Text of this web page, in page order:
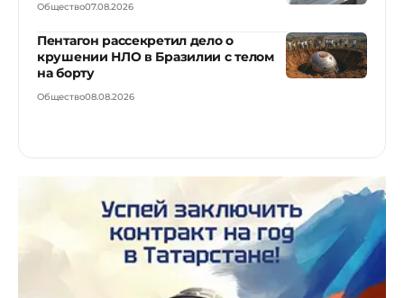
Общество07.08.2026
Пентагон рассекретил дело о
крушении НЛО в Бразилии с телом
на борту
Общество08.08.2026